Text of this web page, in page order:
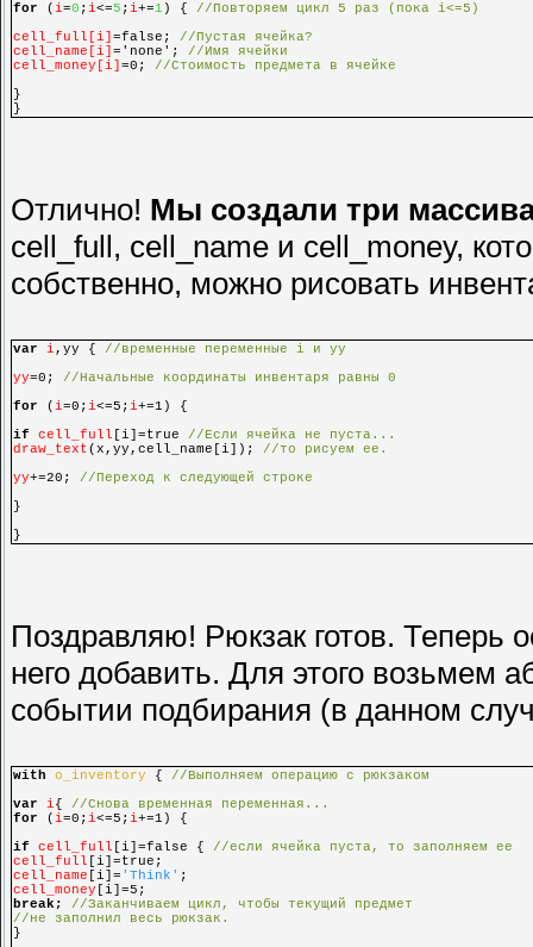
for ( i=0 ; i<=5 ; i+=1 ) { //Повторяем цикл 5 раз (пока i<=5)
cell_full[i] =false; //Пустая ячейка?
cell_name[i] ='none'; //Имя ячейки
cell_money[i] =0; //Стоимость предмета в ячейке
}
}
Отлично! Мы создали три
cell_full, cell_name и cell_money,
собственно, можно рисовать
var i ,yy { //временные переменные i и yy
yy=0; //Начальные координаты инвентаря равны 0
for ( i=0; i<=5; i+=1) {
if
cell_full [i]=true //Если ячейка не пуста...
draw_text(x,yy,cell_name[i]); //то рисуем ее.
yy+=20; //Переход к следующей строке
}
}
Поздравляю! Рюкзак готов. Теперь
него добавить. Для этого возьмем
событии подбирания (в данном
with o_inventory { //Выполняем операцию с рюкзаком
var
i{ //Снова временная переменная...
for ( i=0; i<=5; i+=1) {
if
cell_full [i]=false { //если ячейка пуста, то заполняем ее
cell_full [i]=true;
cell_name [i]= 'Think' ;
cell_money [i]=5;
break;
//Заканчиваем цикл, чтобы текущий предмет
//не заполнил весь рюкзак.
}